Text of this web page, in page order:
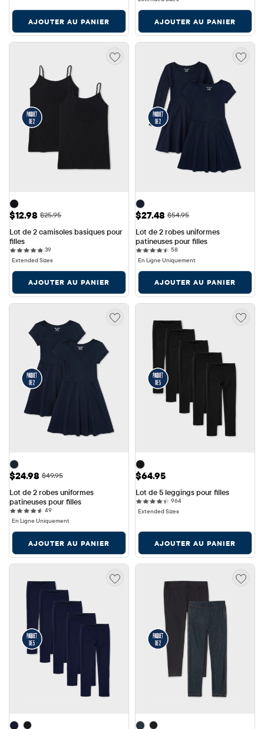
AJOUTER AU PANIER AJOUTER AU PANIER
Prix ​​de vente: $12.98
$12.98 Prix ​​d'origine: $25.95
$25.95
Lot de 2 camisoles basiques pour
filles
3939 reviews
Extended Sizes
AJOUTER AU PANIER
Prix ​​de vente: $27.48
$27.48 Prix ​​d'origine: $54.95
$54.95
Lot de 2 robes uniformes
patineuses pour filles
5858 reviews
En Ligne Uniquement
AJOUTER AU PANIER
Prix ​​de vente: $24.98
$24.98 Prix ​​d'origine: $49.95
$49.95
Lot de 2 robes uniformes
patineuses pour filles
4949 reviews
En Ligne Uniquement
AJOUTER AU PANIER
Prix: $64.95
$64.95
Lot de 5 leggings pour filles
964964 reviews
Extended Sizes
AJOUTER AU PANIER